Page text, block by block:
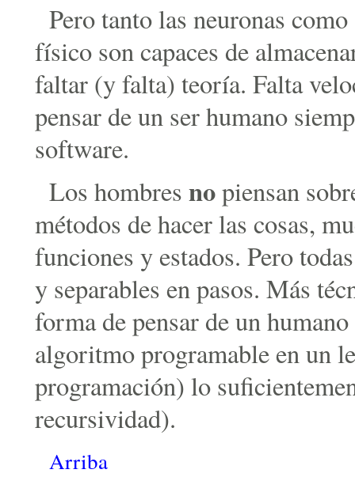
Pero tanto las neuronas
físico son capaces de
faltar (y falta) teoría. Falta
pensar de un ser humano
software.
Los hombres nopiensan
métodos de hacer las cosas,
funciones y estados. Pero
y separables en pasos. Más
forma de pensar de un
algoritmo programable en un
programación) lo
recursividad).
Arriba